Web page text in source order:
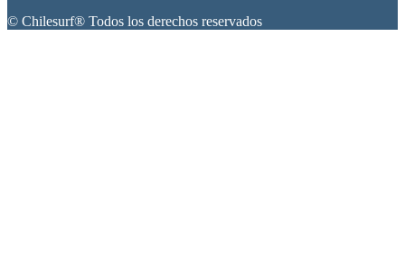
© Chilesurf® Todos los derechos reservados